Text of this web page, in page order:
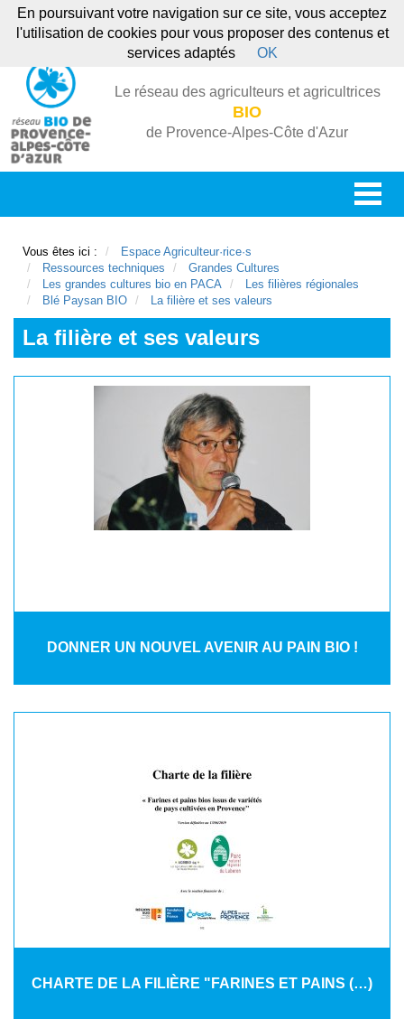
Le réseau des agriculteurs et agricultrices
BIO
de Provence-Alpes-Côte d'Azur
Vous êtes ici :
Espace Agriculteur·rice·s
Ressources techniques
Grandes Cultures
Les grandes cultures bio en PACA
Les filières régionales
Blé Paysan BIO
La filière et ses valeurs
La filière et ses valeurs
DONNER UN NOUVEL AVENIR AU PAIN BIO !
CHARTE DE LA FILIÈRE "FARINES ET PAINS (…)
En poursuivant votre navigation sur ce site, vous acceptez
l'utilisation de cookies pour vous proposer des contenus et
services adaptés
OK